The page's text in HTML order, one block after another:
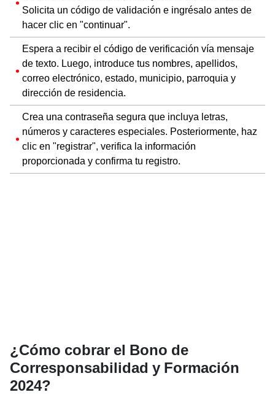
Solicita un código de validación e ingrésalo antes de
hacer clic en "continuar".
Espera a recibir el código de verificación vía mensaje
de texto. Luego, introduce tus nombres, apellidos,
correo electrónico, estado, municipio, parroquia y
dirección de residencia.
Crea una contraseña segura que incluya letras,
números y caracteres especiales. Posteriormente, haz
clic en "registrar", verifica la información
proporcionada y confirma tu registro.
¿Cómo cobrar el Bono de
Corresponsabilidad y Formación
2024?